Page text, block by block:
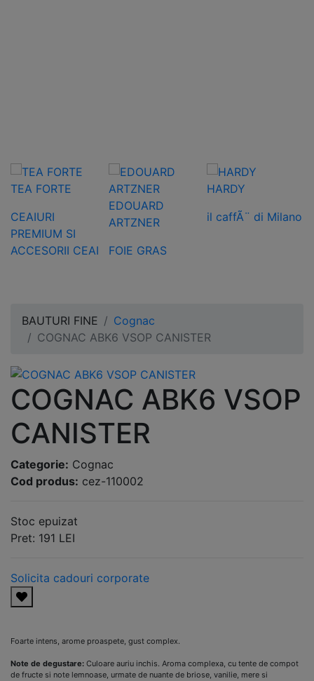
TEA FORTE
CEAIURI
PREMIUM SI
ACCESORII CEAI
EDOUARD
ARTZNER
FOIE GRAS
HARDY
il caffÃ¨ di Milano
BAUTURI FINE
Cognac
COGNAC ABK6 VSOP CANISTER
COGNAC ABK6 VSOP
CANISTER
Categorie: Cognac
Cod produs: cez-110002
Stoc epuizat
Pret: 191 LEI
Solicita cadouri corporate
Foarte intens, arome proaspete, gust complex.
Note de degustare: Culoare auriu inchis. Aroma complexa, cu tente de compot
de fructe si note lemnoase, urmate de nuante de briose, vanilie, mere si